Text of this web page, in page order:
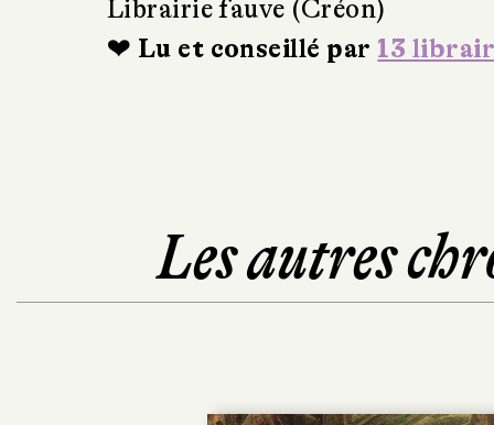
Librairie fauve (Créon)
❤ Lu et conseillé par 13
Les autres